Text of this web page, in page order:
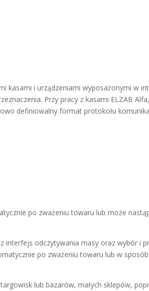
kasami i urządzeniami wyposażonymi w
Przy pracy z kasami ELZAB
definiowalny format protokołu
po zważeniu towaru lub może
interfejs odczytywania masy oraz wybór i
po zważeniu towaru lub w sposób
lub bazarów, małych sklepów,